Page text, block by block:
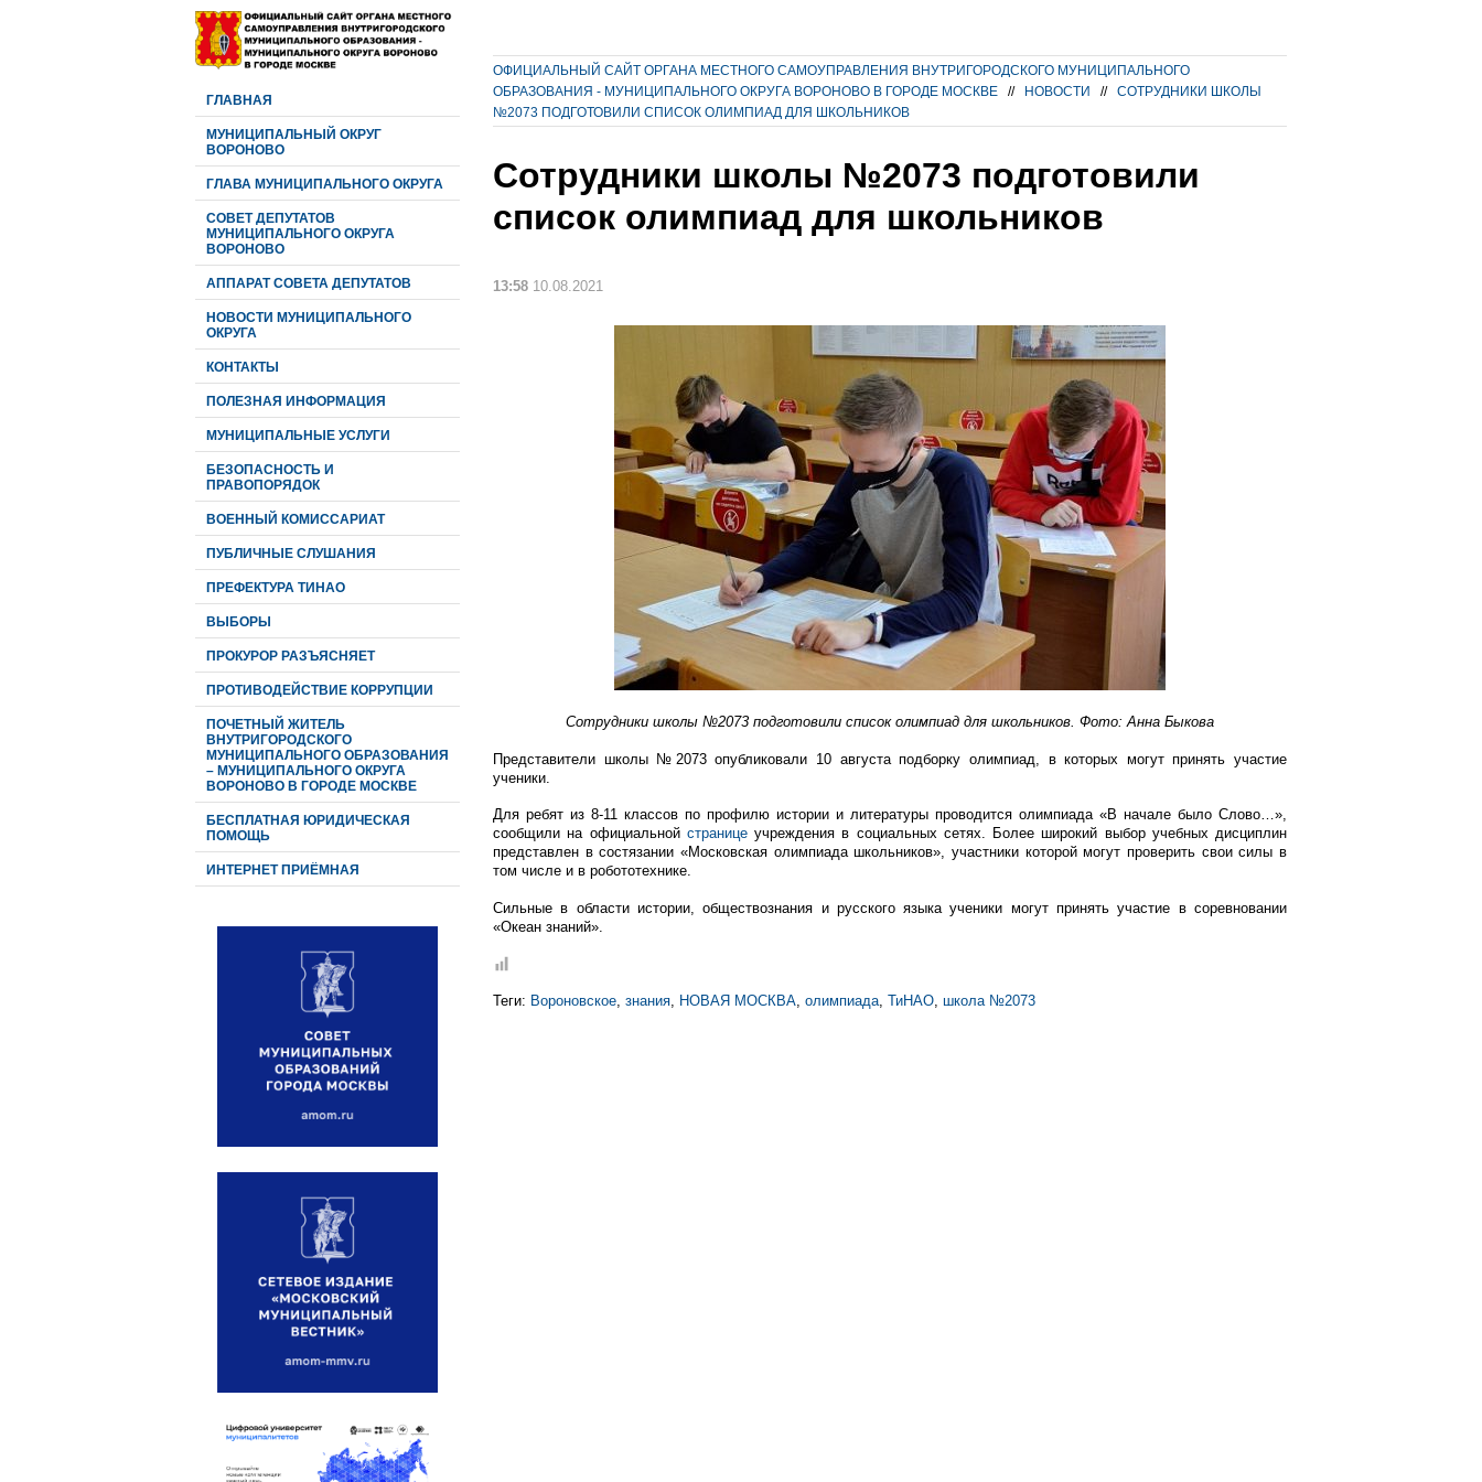
ГЛАВНАЯ
МУНИЦИПАЛЬНЫЙ ОКРУГ
ВОРОНОВО
ГЛАВА МУНИЦИПАЛЬНОГО ОКРУГА
CОВЕТ ДЕПУТАТОВ
МУНИЦИПАЛЬНОГО ОКРУГА
ВОРОНОВО
АППАРАТ СОВЕТА ДЕПУТАТОВ
НОВОСТИ МУНИЦИПАЛЬНОГО
ОКРУГА
КОНТАКТЫ
ПОЛЕЗНАЯ ИНФОРМАЦИЯ
МУНИЦИПАЛЬНЫЕ УСЛУГИ
БЕЗОПАСНОСТЬ И
ПРАВОПОРЯДОК
ВОЕННЫЙ КОМИССАРИАТ
ПУБЛИЧНЫЕ СЛУШАНИЯ
ПРЕФЕКТУРА ТИНАО
ВЫБОРЫ
ПРОКУРОР РАЗЪЯСНЯЕТ
ПРОТИВОДЕЙСТВИЕ КОРРУПЦИИ
ПОЧЕТНЫЙ ЖИТЕЛЬ
ВНУТРИГОРОДСКОГО
МУНИЦИПАЛЬНОГО ОБРАЗОВАНИЯ
– МУНИЦИПАЛЬНОГО ОКРУГА
ВОРОНОВО В ГОРОДЕ МОСКВЕ
БЕСПЛАТНАЯ ЮРИДИЧЕСКАЯ
ПОМОЩЬ
ИНТЕРНЕТ ПРИЁМНАЯ
ОФИЦИАЛЬНЫЙ САЙТ ОРГАНА МЕСТНОГО САМОУПРАВЛЕНИЯ ВНУТРИГОРОДСКОГО МУНИЦИПАЛЬНОГО
ОБРАЗОВАНИЯ - МУНИЦИПАЛЬНОГО ОКРУГА ВОРОНОВО В ГОРОДЕ МОСКВЕ
// НОВОСТИ //
СОТРУДНИКИ ШКОЛЫ
№2073 ПОДГОТОВИЛИ СПИСОК ОЛИМПИАД ДЛЯ ШКОЛЬНИКОВ
Сотрудники школы №2073 подготовили
список олимпиад для школьников
13:58 10.08.2021
Сотрудники школы №2073 подготовили список олимпиад для школьников. Фото: Анна Быкова
Представители школы №2073 опубликовали 10 августа подборку олимпиад, в которых могут принять участие
ученики.
Для ребят из 8-11 классов по профилю истории и литературы проводится олимпиада «В начале было Слово…»,
сообщили на официальной страницеучреждения в социальных сетях. Более широкий выбор учебных дисциплин
представлен в состязании «Московская олимпиада школьников», участники которой могут проверить свои силы в
том числе и в робототехнике.
Сильные в области истории, обществознания и русского языка ученики могут принять участие в соревновании
«Океан знаний».
Теги: Вороновское знания НОВАЯ МОСКВА олимпиада ТиНАО школа №2073